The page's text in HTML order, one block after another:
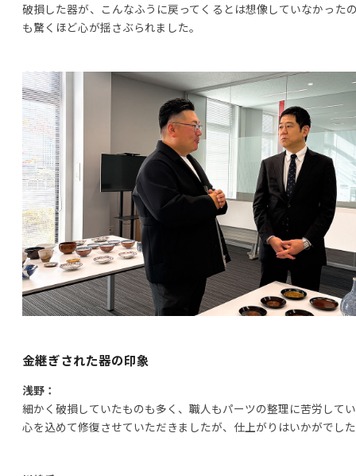
破損した器が、こんなふうに戻ってくるとは想像していなかった
も驚くほど心が揺さぶられました。
金継ぎされた器の印象
浅野：
細かく破損していたものも多く、職人もパーツの整理に苦労して
心を込めて修復させていただきましたが、仕上がりはいかがでし